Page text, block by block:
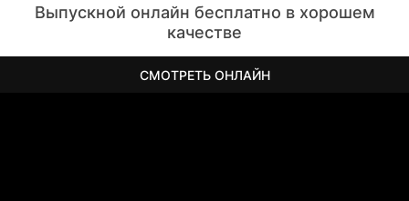
Выпускной онлайн бесплатно в хорошем
качестве
СМОТРЕТЬ ОНЛАЙН